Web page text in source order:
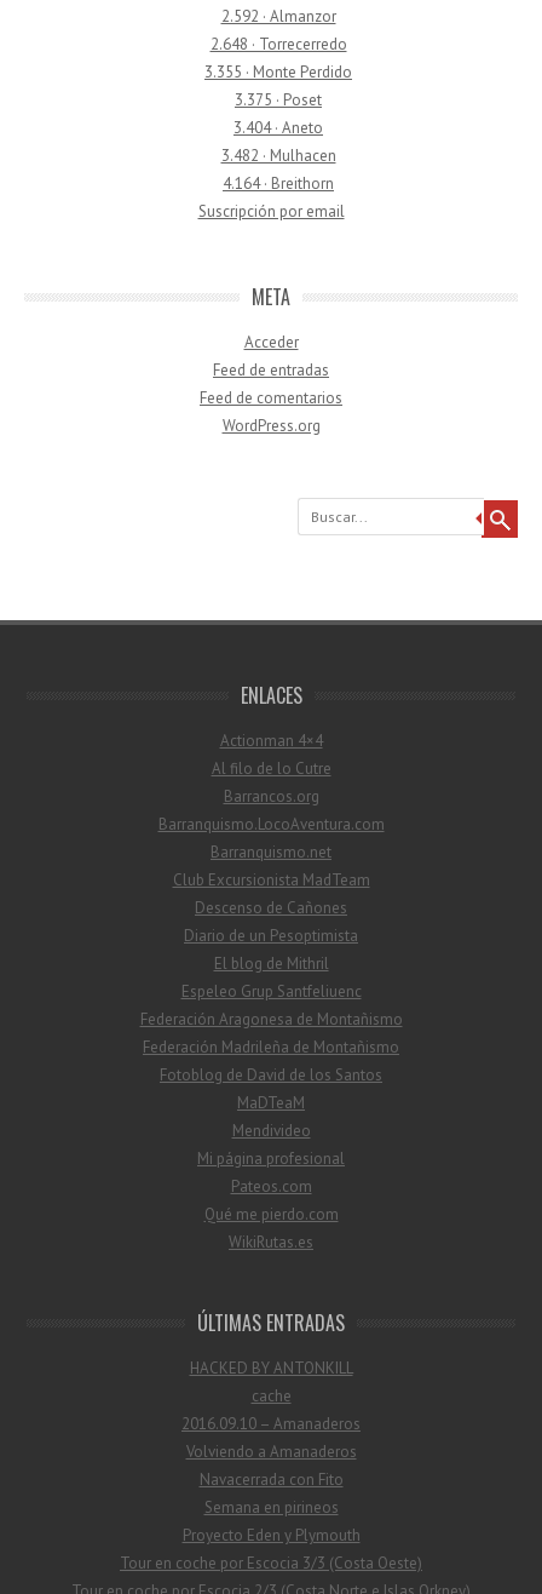
2.592 · Almanzor
2.648 · Torrecerredo
3.355 · Monte Perdido
3.375 · Poset
3.404 · Aneto
3.482 · Mulhacen
4.164 · Breithorn
Suscripción por email
META
Acceder
Feed de entradas
Feed de comentarios
WordPress.org
Buscar
ENLACES
Actionman 4×4
Al filo de lo Cutre
Barrancos.org
Barranquismo.LocoAventura.com
Barranquismo.net
Club Excursionista MadTeam
Descenso de Cañones
Diario de un Pesoptimista
El blog de Mithril
Espeleo Grup Santfeliuenc
Federación Aragonesa de Montañismo
Federación Madrileña de Montañismo
Fotoblog de David de los Santos
MaDTeaM
Mendivideo
Mi página profesional
Pateos.com
Qué me pierdo.com
WikiRutas.es
ÚLTIMAS ENTRADAS
HACKED BY ANTONKILL
cache
2016.09.10 – Amanaderos
Volviendo a Amanaderos
Navacerrada con Fito
Semana en pirineos
Proyecto Eden y Plymouth
Tour en coche por Escocia 3/3 (Costa Oeste)